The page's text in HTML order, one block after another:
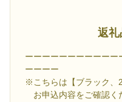
返礼
ーーーーーーーーーー
ーーーー
※こちらは【ブラック、
お申込内容をご確認く